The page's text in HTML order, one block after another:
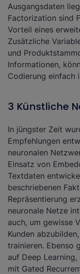
Ausgangsdaten
Factorization sind
Vorteil eines
Zusätzliche
und
Informationen,
Codierung einfach
3 Künstliche
In jüngster Zeit
Empfehlungen
neuronalen
Einsatz von
Textdaten
beschriebenen
Repräsentierung
neuronale Netze
auch, um gewisse
Kunden
trainieren. Ebenso
auf Deep Learning,
mit Gated